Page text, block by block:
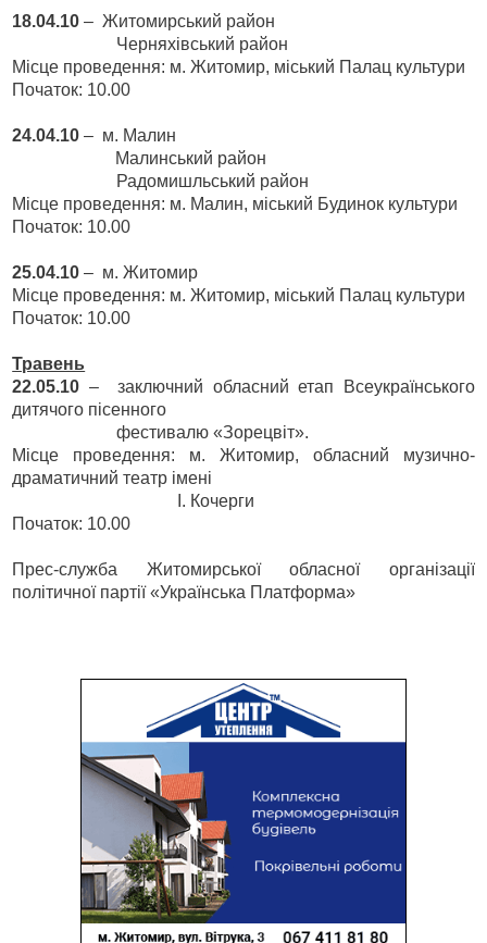
18.04.10 – Житомирський район
Черняхівський район
Місце проведення: м. Житомир, міський Палац культури
Початок: 10.00
24.04.10 – м. Малин
Малинський район
Радомишльський район
Місце проведення: м. Малин, міський Будинок культури
Початок: 10.00
25.04.10 – м. Житомир
Місце проведення: м. Житомир, міський Палац культури
Початок: 10.00
Травень
22.05.10 –
заключний обласний етап Всеукраїнського
дитячого пісенного
фестивалю «Зорецвіт».
Місце проведення: м. Житомир, обласний музично-
драматичний театр імені
І. Кочерги
Початок: 10.00
Прес-служба Житомирської обласної організації
політичної партії «Українська Платформа»